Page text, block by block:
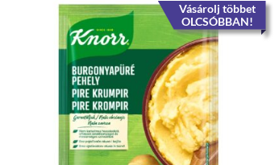
Vásárolj többet
OLCSÓBBAN!